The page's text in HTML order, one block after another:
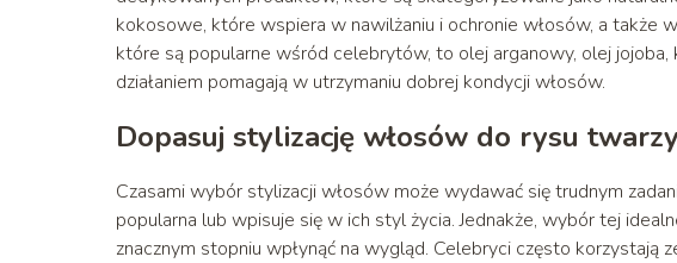
kokosowe, które wspiera w nawilżaniu i ochronie włosów, a także
które są popularne wśród celebrytów, to olej arganowy, olej
działaniem pomagają w utrzymaniu dobrej kondycji włosów.
Dopasuj stylizację włosów do rysu twarzy
Czasami wybór stylizacji włosów może wydawać się trudnym
popularna lub wpisuje się w ich styl życia. Jednakże, wybór tej
znacznym stopniu wpłynąć na wygląd. Celebryci często korzystają